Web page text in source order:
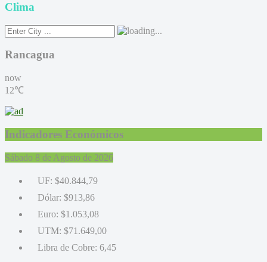
Clima
Rancagua
now
12℃
Indicadores Económicos
Sábado 8 de Agosto de 2026
UF: $40.844,79
Dólar: $913,86
Euro: $1.053,08
UTM: $71.649,00
Libra de Cobre: 6,45